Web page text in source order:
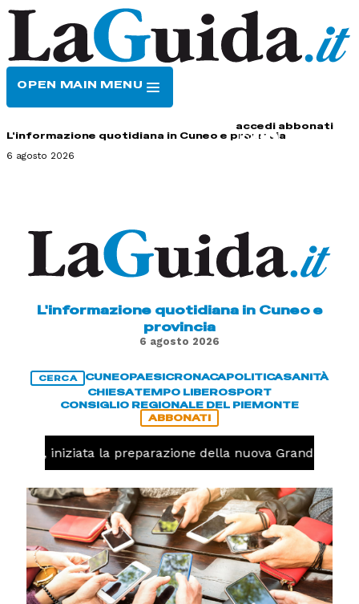
OPEN MAIN MENU
accedi abbonati
L'informazione quotidiana in Cuneo e provincia
6 agosto 2026
L'informazione quotidiana in Cuneo e
provincia
6 agosto 2026
CERCA CUNEOPAESICRONACAPOLITICASANITÀ
CHIESATEMPO LIBEROSPORT
CONSIGLIO REGIONALE DEL PIEMONTE
ABBONATI
iniziata la preparazione della nuova Granda Volley